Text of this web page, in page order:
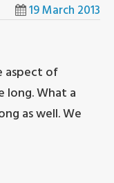
19 March 2013
aspect of
long. What a
as well. We